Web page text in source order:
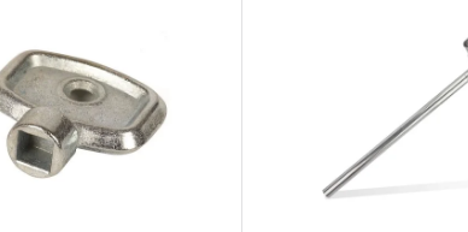
í
p
r
o